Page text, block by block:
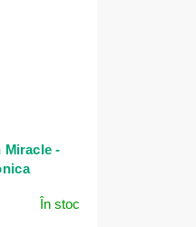
Miracle -
În stoc